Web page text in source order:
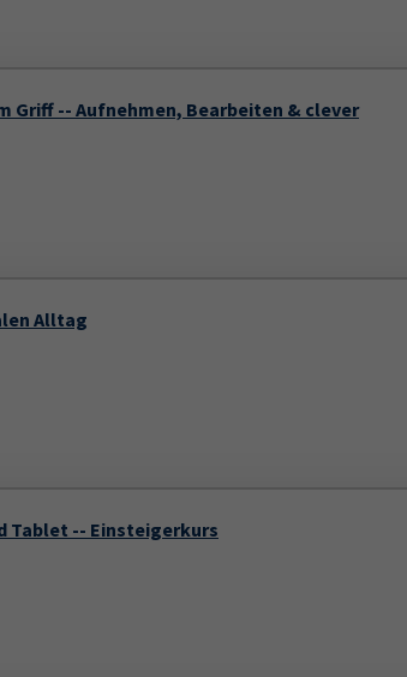
Griff -- Aufnehmen, Bearbeiten & clever
Alltag
Tablet -- Einsteigerkurs